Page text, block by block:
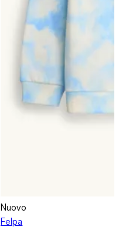
Nuovo
Felpa